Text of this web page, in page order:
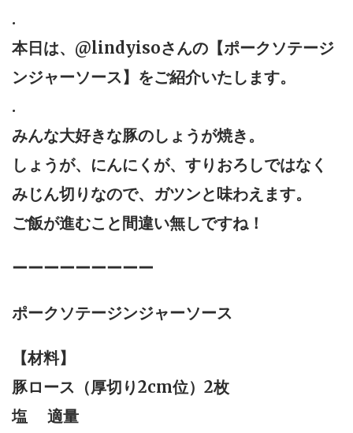
.
本日は、@lindyisoさんの【ポークソテージ
ンジャーソース】をご紹介いたします。
.
みんな大好きな豚のしょうが焼き。
しょうが、にんにくが、すりおろしではなく
みじん切りなので、ガツンと味わえます。
ご飯が進むこと間違い無しですね！
ーーーーーーーーー
ポークソテージンジャーソース
【材料】
豚ロース（厚切り2cm位）2枚
塩 適量